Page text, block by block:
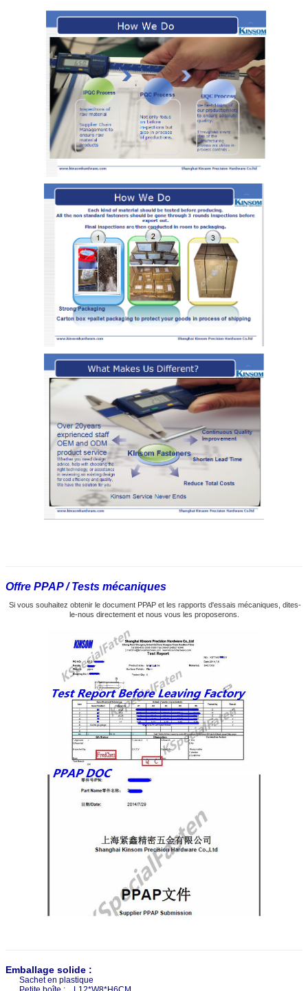
Offre PPAP / Tests mécaniques
Si vous souhaitez obtenir le document PPAP et les rapports d'essais mécaniques, dites-
le-nous directement et nous vous les proposerons.
Emballage solide :
Sachet en plastique